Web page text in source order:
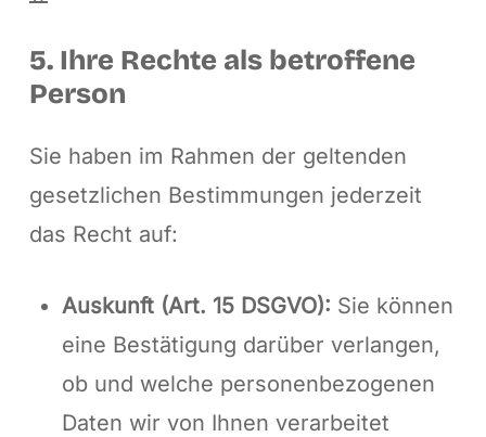
5. Ihre Rechte als betroffene
Person
Sie haben im Rahmen der geltenden
gesetzlichen Bestimmungen jederzeit
das Recht auf:
Auskunft (Art. 15 DSGVO): Sie können
eine Bestätigung darüber verlangen,
ob und welche personenbezogenen
Daten wir von Ihnen verarbeitet